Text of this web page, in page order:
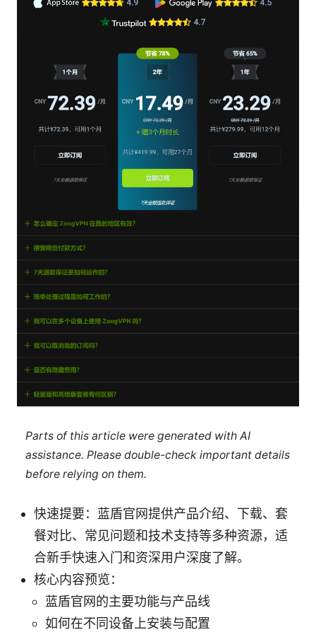
Parts of this article were generated with AI
assistance. Please double-check important details
before relying on them.
快速提要：蓝盾官网提供产品介绍、下载、套
餐对比、常见问题和技术支持等多种资源，适
合新手快速入门和资深用户深度了解。
核心内容预览：
蓝盾官网的主要功能与产品线
如何在不同设备上安装与配置